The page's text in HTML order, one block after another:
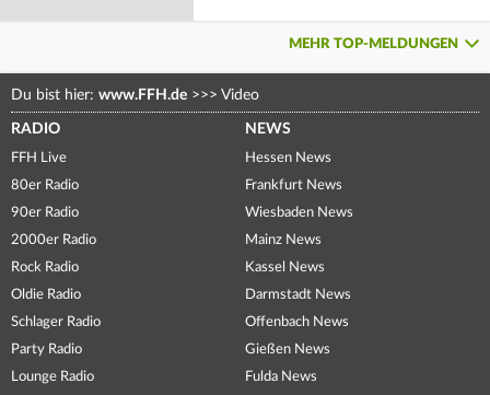
MEHR TOP-MELDUNGEN
Du bist hier: www.FFH.de >>> Video
RADIO
FFH Live
80er Radio
90er Radio
2000er Radio
Rock Radio
Oldie Radio
Schlager Radio
Party Radio
Lounge Radio
NEWS
Hessen News
Frankfurt News
Wiesbaden News
Mainz News
Kassel News
Darmstadt News
Offenbach News
Gießen News
Fulda News